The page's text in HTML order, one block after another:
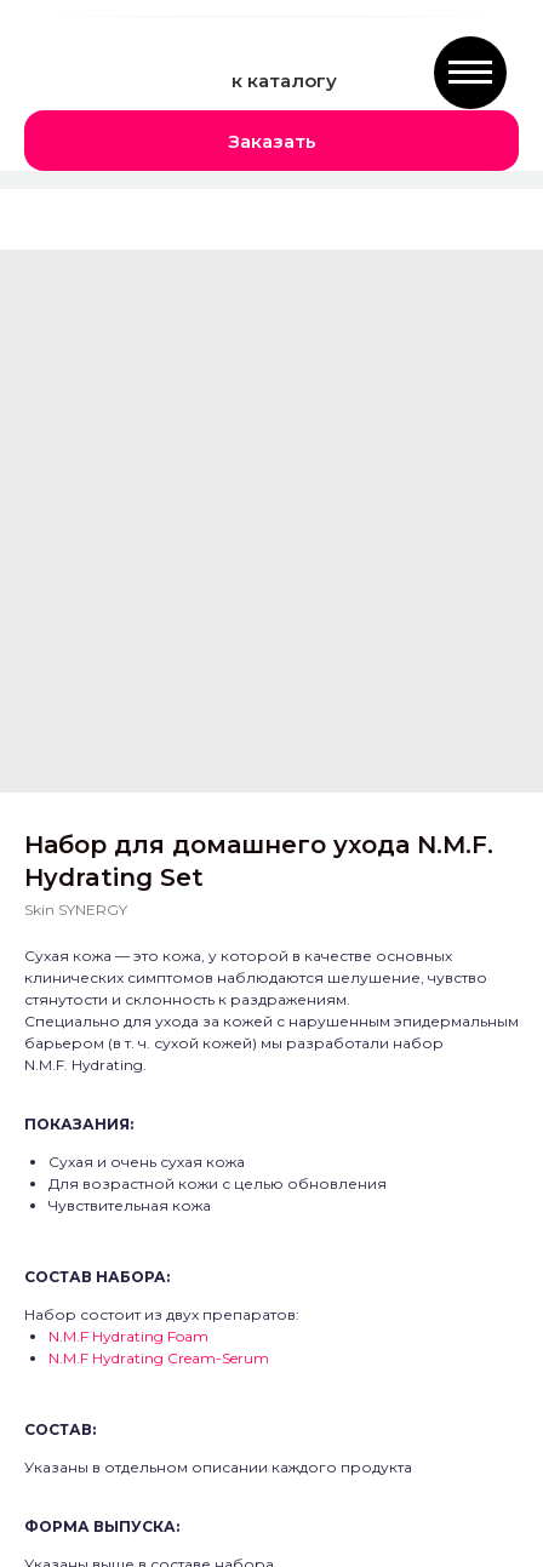
к каталогу
Заказать
Набор для домашнего ухода N.M.F.
Hydrating Set
Skin SYNERGY
Сухая кожа — это кожа, у которой в качестве основных
клинических симптомов наблюдаются шелушение, чувство
стянутости и склонность к раздражениям.
Специально для ухода за кожей с нарушенным эпидермальным
барьером (в т. ч. сухой кожей) мы разработали набор
N.M.F. Hydrating.
ПОКАЗАНИЯ:
Сухая и очень сухая кожа
Для возрастной кожи с целью обновления
Чувствительная кожа
СОСТАВ НАБОРА:
Набор состоит из двух препаратов:
N.M.F Hydrating Foam
N.M.F Hydrating Cream-Serum
СОСТАВ:
Указаны в отдельном описании каждого продукта
ФОРМА ВЫПУСКА: